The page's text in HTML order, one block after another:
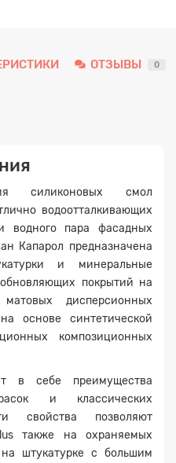
ОТЗЫВЫ 0
силиконовых смол
водоотталкивающих
водного пара фасадных
Капарол предназначена
и минеральные
покрытий на
дисперсионных
основе синтетической
композиционных
в себе преимущества
и классических
свойства позволяют
также на охраняемых
штукатурке с большим